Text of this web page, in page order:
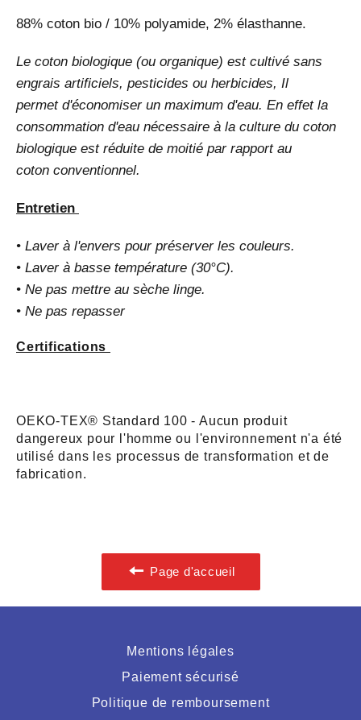
88% coton bio / 10% polyamide, 2% élasthanne.
Le coton biologique (ou organique) est cultivé sans
engrais artificiels, pesticides ou herbicides, Il
permet d'économiser un maximum d'eau. En effet la
consommation d'eau nécessaire à la culture du coton
biologique est réduite de moitié par rapport au
coton conventionnel.
Entretien
• Laver à l'envers pour préserver les couleurs.
• Laver à basse température (30°C).
• Ne pas mettre au sèche linge.
• Ne pas repasser
Certifications
OEKO-TEX® Standard 100 - Aucun produit
dangereux pour l'homme ou l'environnement n'a été
utilisé dans les processus de transformation et de
fabrication.
Page d'accueil
Mentions légales
Paiement sécurisé
Politique de remboursement